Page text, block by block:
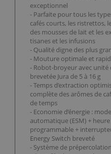
exceptionnel
- Parfaite pour tous les
cafés courts, les ristrettos,
des mousses de lait et les
tisanes et les infusions
- Qualité digne des plus
- Mouture optimale et
- Robot-broyeur avec
brevetée Jura de 5 à 16 g
- Temps d’extraction
complète des arômes de
de temps
- Economie d’énergie :
automatique (ESM) +
programmable +
Energy Switch breveté
- Système de